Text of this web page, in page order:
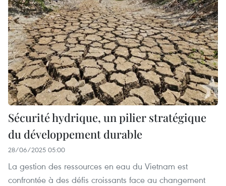
Sécurité hydrique, un pilier stratégique
du développement durable
28/06/2025 05:00
La gestion des ressources en eau du Vietnam est
confrontée à des défis croissants face au changement